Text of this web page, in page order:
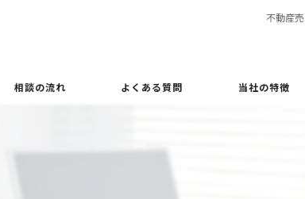
不動産
相談の流れ よくある質問 当社の特徴